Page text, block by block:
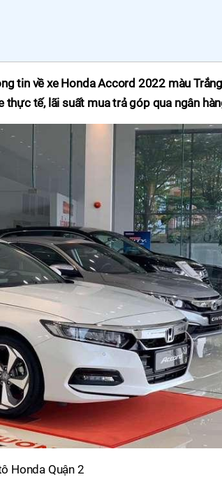
tin về xe Honda Accord 2022 màu Trắng
thực tế, lãi suất mua trả góp qua ngân
Honda Quận 2